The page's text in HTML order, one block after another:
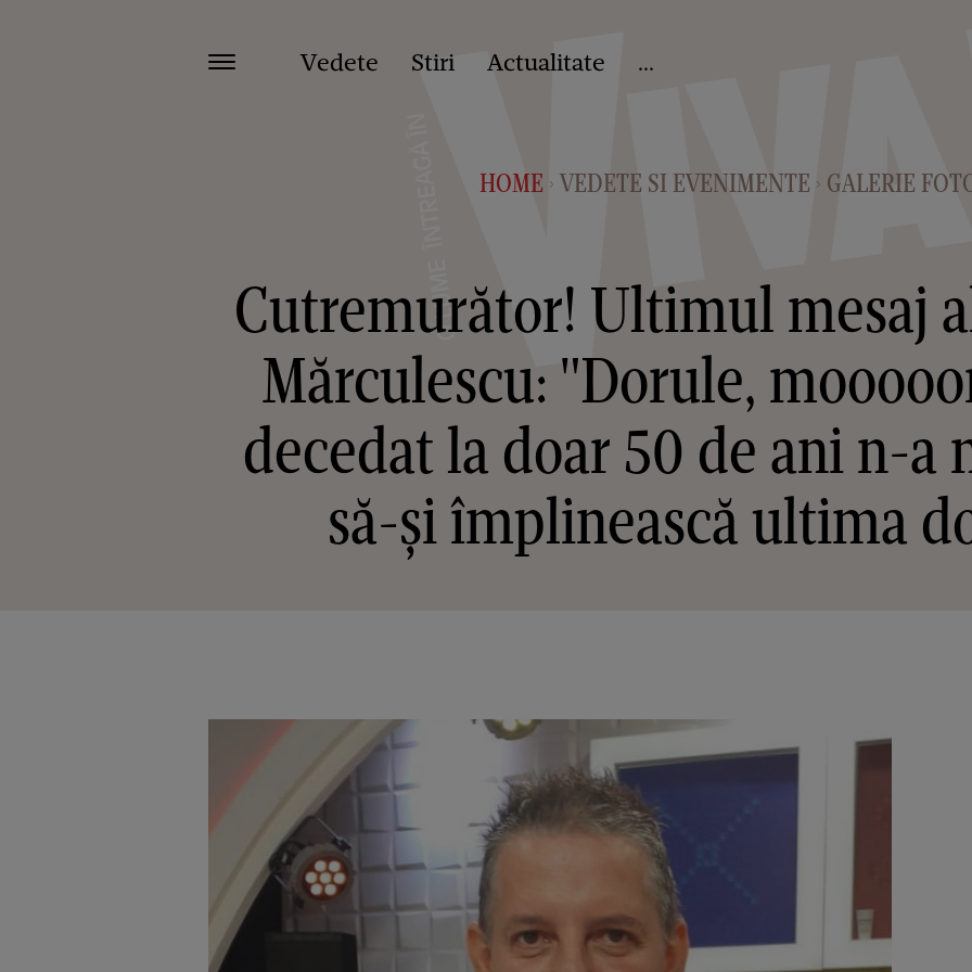
Vedete Stiri Actualitate ...
HOME > VEDETE SI EVENIMENTE > GALERIE
Cutremurător! Ultimul mesaj
Mărculescu: "Dorule,
decedat la doar 50 de ani n-a
să-și împlinească ultima